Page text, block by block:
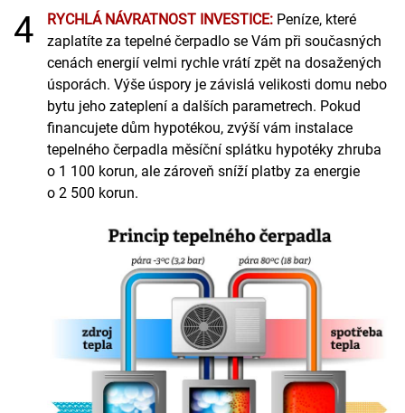
4 RYCHLÁ NÁVRATNOST INVESTICE: Peníze, které
zaplatíte za tepelné čerpadlo se Vám při současných
cenách energií velmi rychle vrátí zpět na dosažených
úsporách. Výše úspory je závislá velikosti domu nebo
bytu jeho zateplení a dalších parametrech. Pokud
financujete dům hypotékou, zvýší vám instalace
tepelného čerpadla měsíční splátku hypotéky zhruba
o 1 100 korun, ale zároveň sníží platby za energie
o 2 500 korun.